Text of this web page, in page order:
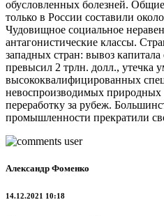
обусловленных болезней.
только в России составили
Чудовищное социальное
антагонистические классы.
западных стран: вывоз
превысил 2 трлн. долл., утечка
высококвалифицированных
невоспроизводимых природных
переработку за рубеж.
промышленности прекратили
Александр Фоменко
14.12.2021 10:18